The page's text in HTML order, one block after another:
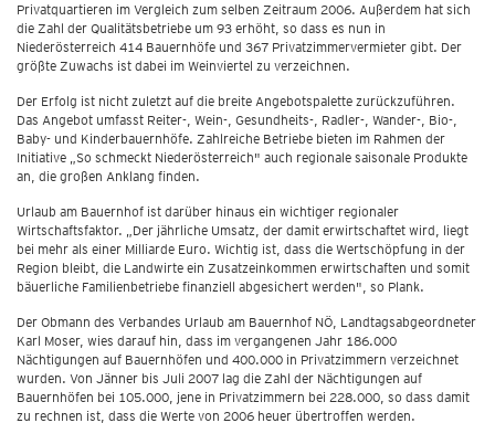
Privatquartieren im Vergleich zum selben Zeitraum 2006. Außerdem hat sich
die Zahl der Qualitätsbetriebe um 93 erhöht, so dass es nun in
Niederösterreich 414 Bauernhöfe und 367 Privatzimmervermieter gibt. Der
größte Zuwachs ist dabei im Weinviertel zu verzeichnen.
Der Erfolg ist nicht zuletzt auf die breite Angebotspalette zurückzuführen.
Das Angebot umfasst Reiter-, Wein-, Gesundheits-, Radler-, Wander-, Bio-,
Baby- und Kinderbauernhöfe. Zahlreiche Betriebe bieten im Rahmen der
Initiative „So schmeckt Niederösterreich" auch regionale saisonale Produkte
an, die großen Anklang finden.
Urlaub am Bauernhof ist darüber hinaus ein wichtiger regionaler
Wirtschaftsfaktor. „Der jährliche Umsatz, der damit erwirtschaftet wird, liegt
bei mehr als einer Milliarde Euro. Wichtig ist, dass die Wertschöpfung in der
Region bleibt, die Landwirte ein Zusatzeinkommen erwirtschaften und somit
bäuerliche Familienbetriebe finanziell abgesichert werden", so Plank.
Der Obmann des Verbandes Urlaub am Bauernhof NÖ, Landtagsabgeordneter
Karl Moser, wies darauf hin, dass im vergangenen Jahr 186.000
Nächtigungen auf Bauernhöfen und 400.000 in Privatzimmern verzeichnet
wurden. Von Jänner bis Juli 2007 lag die Zahl der Nächtigungen auf
Bauernhöfen bei 105.000, jene in Privatzimmern bei 228.000, so dass damit
zu rechnen ist, dass die Werte von 2006 heuer übertroffen werden.